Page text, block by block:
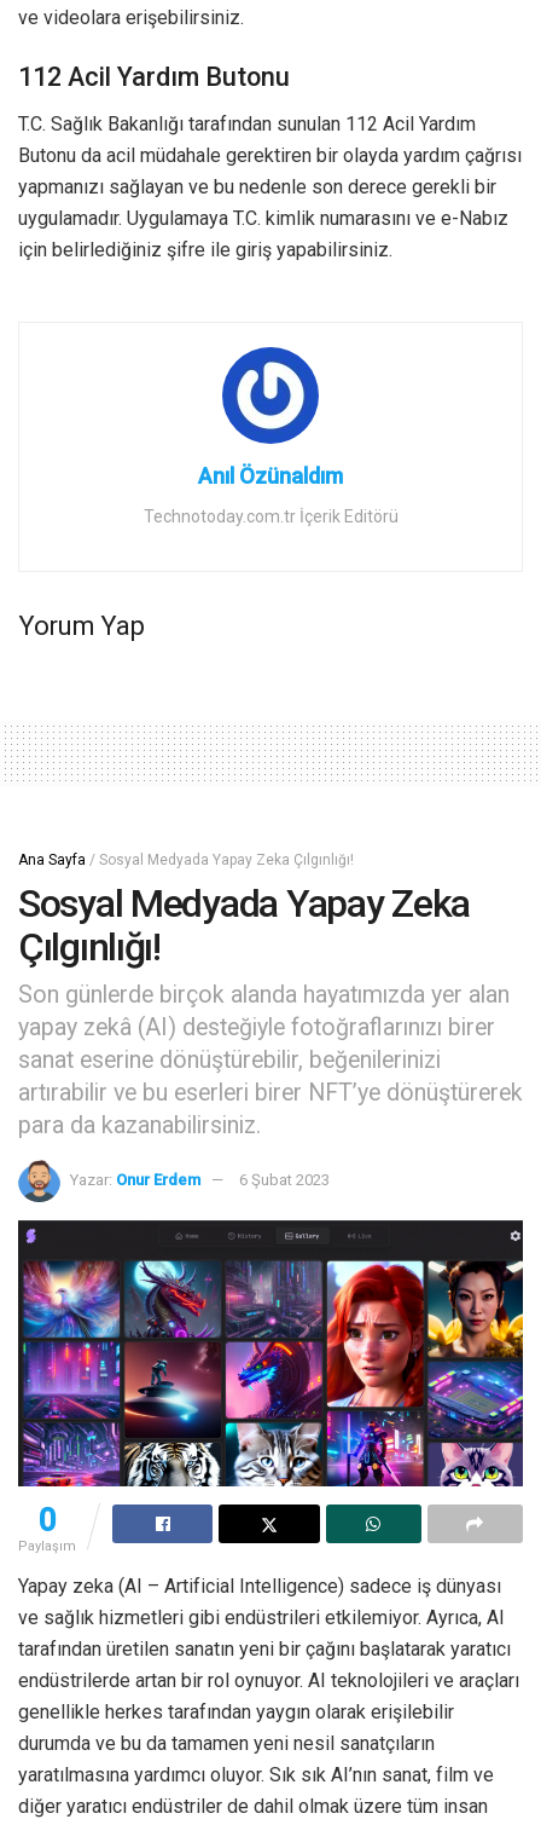
ve videolara erişebilirsiniz.
112 Acil Yardım Butonu
T.C. Sağlık Bakanlığı tarafından sunulan 112 Acil Yardım
Butonu da acil müdahale gerektiren bir olayda yardım çağrısı
yapmanızı sağlayan ve bu nedenle son derece gerekli bir
uygulamadır. Uygulamaya T.C. kimlik numarasını ve e-Nabız
için belirlediğiniz şifre ile giriş yapabilirsiniz.
Anıl Özünaldım
Technotoday.com.tr İçerik Editörü
Yorum Yap
Ana Sayfa / Sosyal Medyada Yapay Zeka Çılgınlığı!
Sosyal Medyada Yapay Zeka
Çılgınlığı!
Son günlerde birçok alanda hayatımızda yer alan
yapay zekâ (AI) desteğiyle fotoğraflarınızı birer
sanat eserine dönüştürebilir, beğenilerinizi
artırabilir ve bu eserleri birer NFT’ye dönüştürerek
para da kazanabilirsiniz.
Yazar: Onur Erdem 6 Şubat 2023
0
Paylaşım
Yapay zeka (AI – Artificial Intelligence) sadece iş dünyası
ve sağlık hizmetleri gibi endüstrileri etkilemiyor. Ayrıca, AI
tarafından üretilen sanatın yeni bir çağını başlatarak yaratıcı
endüstrilerde artan bir rol oynuyor. AI teknolojileri ve araçları
genellikle herkes tarafından yaygın olarak erişilebilir
durumda ve bu da tamamen yeni nesil sanatçıların
yaratılmasına yardımcı oluyor. Sık sık AI’nın sanat, film ve
diğer yaratıcı endüstriler de dahil olmak üzere tüm insan